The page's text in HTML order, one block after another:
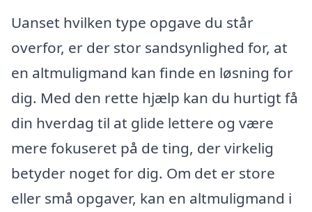
Uanset hvilken type opgave du står
overfor, er der stor sandsynlighed for, at
en altmuligmand kan finde en løsning for
dig. Med den rette hjælp kan du hurtigt få
din hverdag til at glide lettere og være
mere fokuseret på de ting, der virkelig
betyder noget for dig. Om det er store
eller små opgaver, kan en altmuligmand i